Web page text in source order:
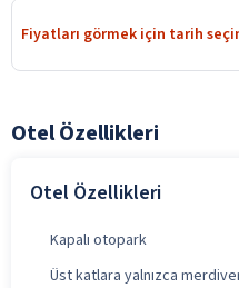
Fiyatları görmek için tarih
Otel Özellikleri
Otel Özellikleri
Kapalı otopark
Üst katlara yalnızca